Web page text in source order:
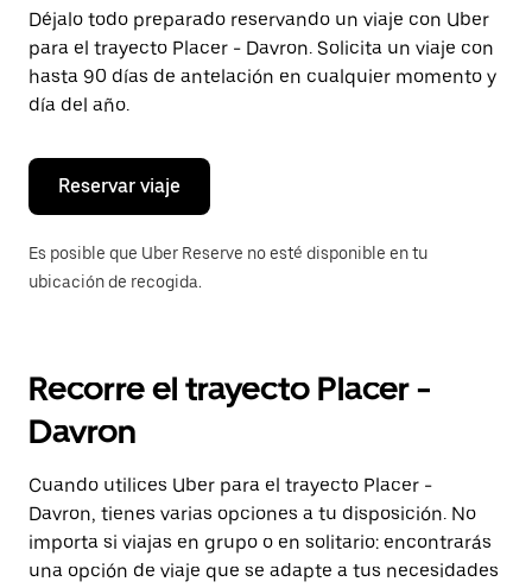
fecha.
Pulsa
el
botón
de
escape
cerrar
calendario.
Déjalo todo preparado reservando un viaje con Uber
para el trayecto Placer - Davron. Solicita un viaje con
hasta 90 días de antelación en cualquier momento y
día del año.
Reservar viaje
Es posible que Uber Reserve no esté disponible en tu
ubicación de recogida.
Recorre el trayecto Placer -
Davron
Cuando utilices Uber para el trayecto Placer -
Davron, tienes varias opciones a tu disposición. No
importa si viajas en grupo o en solitario: encontrarás
una opción de viaje que se adapte a tus necesidades